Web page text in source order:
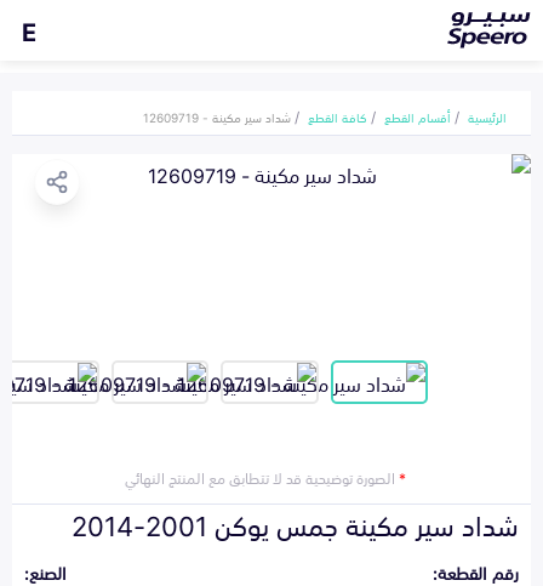
E
الرئيسية أقسام القطع كافة القطع شداد سير مكينة - 12609719
*الصورة توضيحية قد لا تتطابق مع المنتج النهائي
شداد سير مكينة جمس يوكن 2001-2014
رقم القطعة: الصنع: